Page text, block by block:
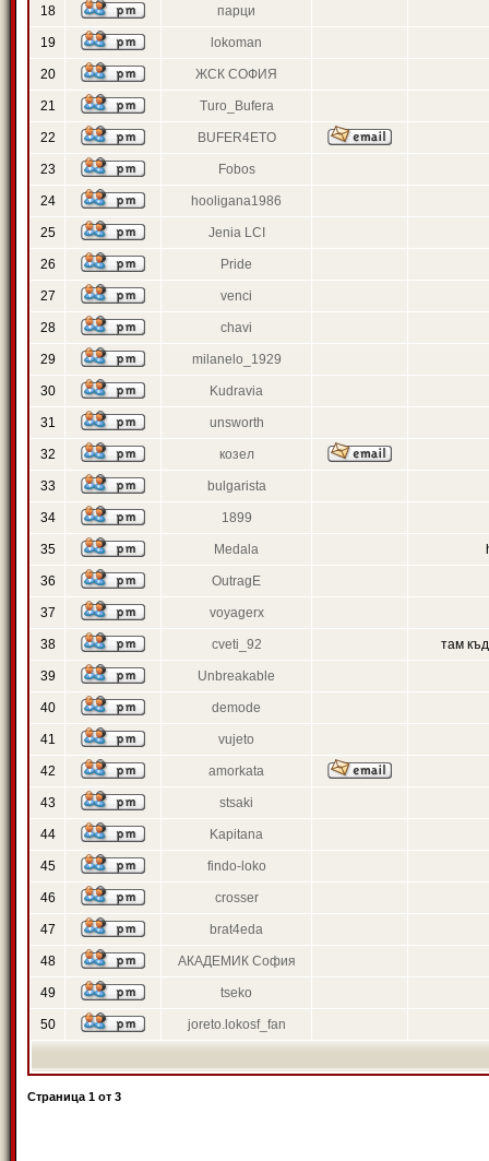
18 парци
19 lokoman
20 ЖСК СОФИЯ
21 Turo_Bufera
22 BUFER4ETO
23 Fobos
24 hooligana1986
25 Jenia LCI
26 Pride
27 venci
28 chavi
29 milanelo_1929
30 Kudravia
31 unsworth
32 козел
33 bulgarista
34 1899
35 Medala
36 OutragE
37 voyagerx
38 cveti_92 там
39 Unbreakable
40 demode
41 vujeto
42 amorkata
43 stsaki
44 Kapitana
45 findo-loko
46 crosser
47 brat4eda
48 АКАДЕМИК София
49 tseko
50 joreto.lokosf_fan
Страница 1 от 3